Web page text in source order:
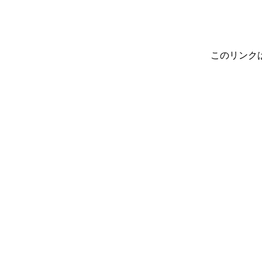
このリンク